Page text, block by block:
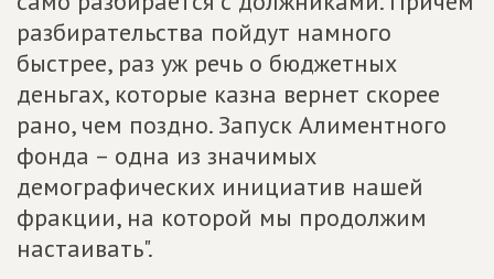
разбирательства пойдут намного
быстрее, раз уж речь о бюджетных
деньгах, которые казна вернет скорее
рано, чем поздно. Запуск Алиментного
фонда – одна из значимых
демографических инициатив нашей
фракции, на которой мы продолжим
настаивать".